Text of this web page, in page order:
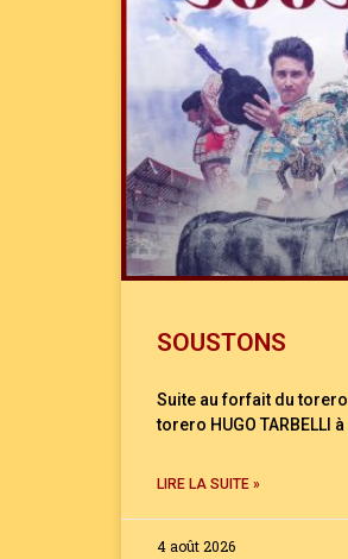
SOUSTONS
Suite au forfait du torero
torero HUGO
LIRE LA SUITE »
4 août 2026